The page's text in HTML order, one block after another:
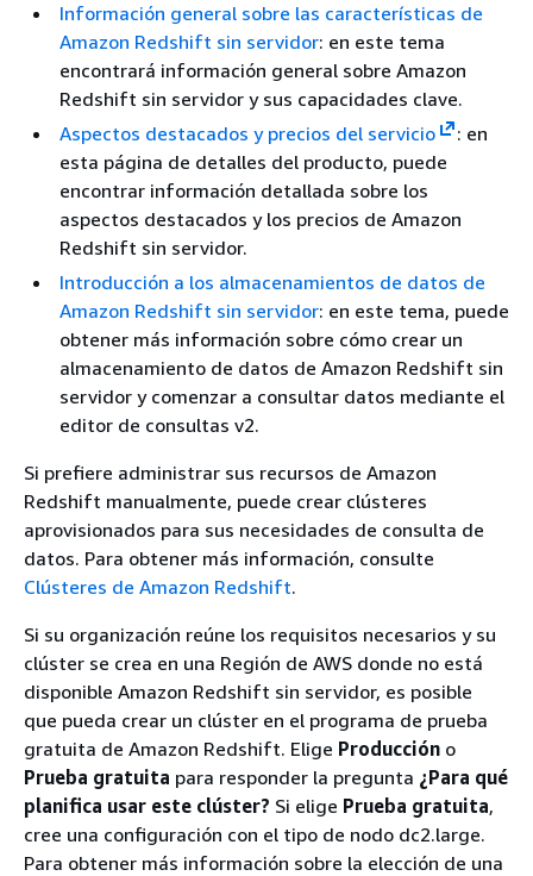
Información general sobre las características de
Amazon Redshift sin servidor: en este tema
encontrará información general sobre Amazon
Redshift sin servidor y sus capacidades clave.
Aspectos destacados y precios del servicio
: en
esta página de detalles del producto, puede
encontrar información detallada sobre los
aspectos destacados y los precios de Amazon
Redshift sin servidor.
Introducción a los almacenamientos de datos de
Amazon Redshift sin servidor: en este tema, puede
obtener más información sobre cómo crear un
almacenamiento de datos de Amazon Redshift sin
servidor y comenzar a consultar datos mediante el
editor de consultas v2.
Si prefiere administrar sus recursos de Amazon
Redshift manualmente, puede crear clústeres
aprovisionados para sus necesidades de consulta de
datos. Para obtener más información, consulte
Clústeres de Amazon Redshift.
Si su organización reúne los requisitos necesarios y su
clúster se crea en una Región de AWS donde no está
disponible Amazon Redshift sin servidor, es posible
que pueda crear un clúster en el programa de prueba
gratuita de Amazon Redshift. Elige Producción o
Prueba gratuita para responder la pregunta ¿Para qué
planifica usar este clúster? Si elige Prueba gratuita,
cree una configuración con el tipo de nodo dc2.large.
Para obtener más información sobre la elección de una